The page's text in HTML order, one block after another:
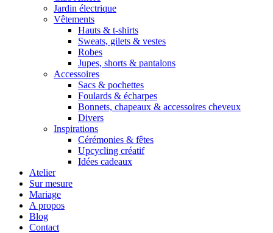
Jardin électrique
Vêtements
Hauts & t-shirts
Sweats, gilets & vestes
Robes
Jupes, shorts & pantalons
Accessoires
Sacs & pochettes
Foulards & écharpes
Bonnets, chapeaux & accessoires cheveux
Divers
Inspirations
Cérémonies & fêtes
Upcycling créatif
Idées cadeaux
Atelier
Sur mesure
Mariage
A propos
Blog
Contact